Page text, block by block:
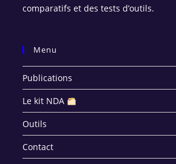
comparatifs et des tests d’outils.
Menu
Publications
Le kit NDA
Outils
Contact